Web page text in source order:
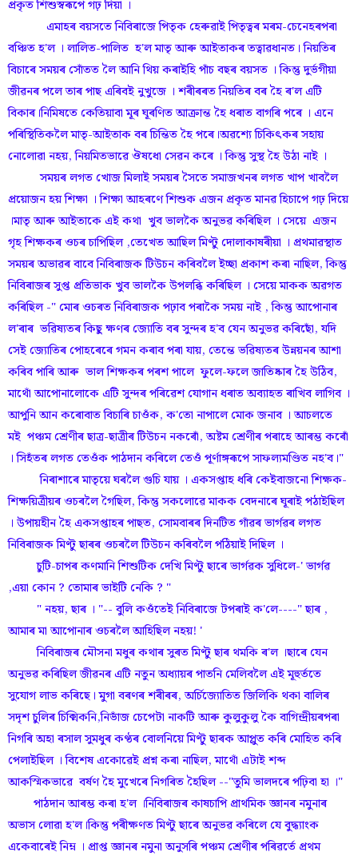
প্ৰকৃত শিশুস্বৰূপে গঢ় দিয়া ।
এমাহৰ বয়সতে নিবিৰাজে পিতৃক হেৰুৱাই পিতৃত্বৰ মৰম-চেনেহৰপৰা
বঞ্চিত হ'ল । লালিত-পালিত হ'ল মাতৃ আৰু আইতাকৰ তত্বাৱধানত। নিয়তিৰ
বিচাৰে সময়ৰ সোঁতত লৈ আনি থিয় কৰাইহি পাঁচ বছৰ বয়সত । কিন্তু দুৰ্ভগীয়া
জীৱনৰ পলে তাৰ পাছ এৰিবই নুখুজে । শৰীৰৰত নিয়তিৰ বৰ হৈ ৰ'ল এটি
বিকাৰ।নিমিষতে কেতিয়াবা মূৰ ঘূৰণিত আক্ৰান্ত হৈ ধৰাত বাগৰি পৰে । এনে
পৰিস্থিতিকলৈ মাতৃ-আইতাক বৰ চিন্তিত হৈ পৰে।অৱশ্যে চিকিৎকৰ সহায়
নোলোৱা নহয়, নিয়মিতভাৱে ঔষধো সেৱন কৰে । কিন্তু সুস্থ হৈ উঠা নাই ।
সময়ৰ লগত খোজ মিলাই সময়ৰ সৈতে সমাজখনৰ লগত খাপ খাবলৈ
প্ৰয়োজন হয় শিক্ষা । শিক্ষা আহৰণে শিশুক এজন প্ৰকৃত মানৱ হিচাপে গঢ় দিয়ে
।মাতৃ আৰু আইতাকে এই কথা খুব ভালকৈ অনুভৱ কৰিছিল । সেয়ে এজন
গৃহ শিক্ষকৰ ওচৰ চাপিছিল ,তেখেত আছিল মিণ্টু দোলাকাষৰীয়া । প্ৰথমাৱস্থাত
সময়ৰ অভাৱৰ বাবে নিবিৰাজক টিউচন কৰিবলৈ ইচ্ছা প্ৰকাশ কৰা নাছিল, কিন্তু
নিবিৰাজৰ সুপ্ত প্ৰতিভাক খুব ভালকৈ উপলব্ধি কৰিছিল । সেয়ে মাকক অৱগত
কৰিছিল -" মোৰ ওচৰত নিবিৰাজক পঢ়াব পৰাকৈ সময় নাই , কিন্তু আপোনাৰ
ল'ৰাৰ ভৱিষ্যতৰ কিছু ক্ষণৰ জ্যোতি বৰ সুন্দৰ হ'ব যেন অনুভৱ কৰিছোঁ, যদি
সেই জ্যোতিৰ পোহৰেৰে গমন কৰাব পৰা যায়, তেন্তে ভৱিষ্যতৰ উন্নয়নৰ আশা
কৰিব পাৰি আৰু ভাল শিক্ষকৰ পৰশ পালে ফুলে-ফলে জাতিষ্কাৰ হৈ উঠিব,
মাথোঁ আপোনালোকে এটি সুন্দৰ পৰিৱেশ যোগান ধৰাত অব্যাহত ৰাখিব লাগিব ।
আপুনি আন কৰোবাত বিচাৰি চাওঁক, ক'তো নাপালে মোক জনাব । আচলতে
মই পঞ্চম শ্ৰেণীৰ ছাত্ৰ-ছাত্ৰীৰ টিউচন নকৰোঁ, অষ্টম শ্ৰেণীৰ পৰাহে আৰম্ভ কৰোঁ
। সিহঁতৰ লগত তেওঁক পাঠদান কৰিলে তেওঁ পূৰ্ণাঙ্গৰূপে সাফল্যমণ্ডিত নহ'ব।"
নিৰাশাৰে মাতৃয়ে ঘৰলৈ গুচি যায় । একসপ্তাহ ধৰি কেইবাজনো শিক্ষক-
শিক্ষয়িত্ৰীয়ৰ ওচৰলৈ গৈছিল, কিন্তু সকলোৱে মাকক বেদনাৰে ঘূৰাই পঠাইছিল
। উপায়হীন হৈ একসপ্তাহৰ পাছত, সোমবাৰৰ দিনটিত গাঁৱৰ ভাৰ্গৱৰ লগত
নিবিৰাজক মিণ্টু ছাৰৰ ওচৰলৈ টিউচন কৰিবলৈ পঠিয়াই দিছিল ।
চুটি-চাপৰ কণমানি শিশুটিক দেখি মিণ্টু ছাৰে ভাৰ্গৱক সুধিলে-' ভাৰ্গৱ
,এয়া কোন ? তোমাৰ ভাইটি নেকি ? "
" নহয়, ছাৰ । "-- বুলি কওঁতেই নিবিৰাজে টপৰাই ক'লে----" ছাৰ ,
আমাৰ মা আপোনাৰ ওচৰলৈ আহিছিল নহয়! '
নিবিৰাজৰ মৌসনা মধুৰ কথাৰ সুৰত মিণ্টু ছাৰ থমকি ৰ'ল ।ছাৰে যেন
অনুভৱ কৰিছিল জীৱনৰ এটি নতুন অধ্যায়ৰ পাতনি মেলিবলৈ এই মূহুৰ্ততে
সুযোগ লাভ কৰিছে। মুগা বৰণৰ শৰীৰৰ, অৰ্চিজ্যোতিত জিলিকি থকা বালিৰ
সদৃশ চুলিৰ চিক্মিকনি,নিভাঁজ চেপেটা নাকটি আৰু কুলুকুলু কৈ বাগিন্দ্ৰীয়ৰপৰা
নিগৰি অহা ৰসাল সুমধুৰ কণ্ঠৰ বোলনিয়ে মিণ্টু ছাৰক আপ্লুত কৰি মোহিত কৰি
পেলাইছিল । বিশেষ একোৱেই প্ৰশ্ন কৰা নাছিল, মাথোঁ এটাই শব্দ
আকস্মিকভাৱে বৰ্ষণ হৈ মুখেৰে নিগৰিত হৈছিল --"তুমি ভালদৰে পঢ়িবা হা ।"
পাঠদান আৰম্ভ কৰা হ'ল ।নিবিৰাজৰ কাষচাপি প্ৰাথমিক জ্ঞানৰ নমুনাৰ
অভাস লোৱা হ'ল।কিন্তু পৰীক্ষণত মিণ্টু ছাৰে অনুভৱ কৰিলে যে বুদ্ধ্যাংক
একেবাৰেই নিম্ন । প্ৰাপ্ত জ্ঞানৰ নমুনা অনুসৰি পঞ্চম শ্ৰেণীৰ পৰিৱৰ্তে প্ৰথম